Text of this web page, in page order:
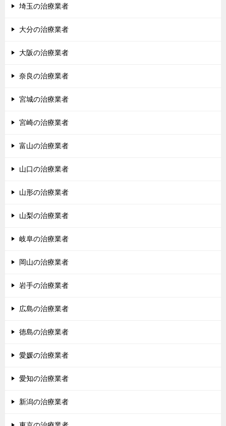
埼玉の治療業者
大分の治療業者
大阪の治療業者
奈良の治療業者
宮城の治療業者
宮崎の治療業者
富山の治療業者
山口の治療業者
山形の治療業者
山梨の治療業者
岐阜の治療業者
岡山の治療業者
岩手の治療業者
広島の治療業者
徳島の治療業者
愛媛の治療業者
愛知の治療業者
新潟の治療業者